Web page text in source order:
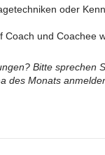
oder
Coach und Coachee
Bitte sprechen
des Monats